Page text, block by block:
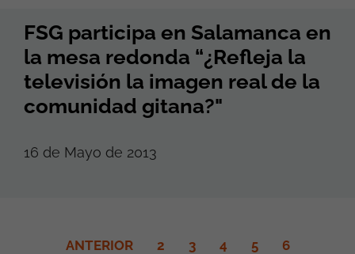
FSG participa en Salamanca en
la mesa redonda “¿Refleja la
televisión la imagen real de la
comunidad gitana?"
16 de Mayo de 2013
ANTERIOR 2 3 4 5
6